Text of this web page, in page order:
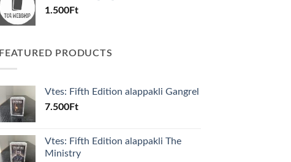
1.500Ft
FEATURED PRODUCTS
Vtes: Fifth Edition alappakli Gangrel
7.500Ft
Vtes: Fifth Edition alappakli The
Ministry